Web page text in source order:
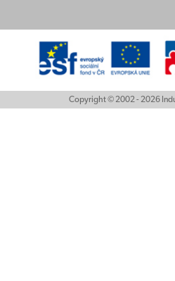
Copyright © 2002 - 2026